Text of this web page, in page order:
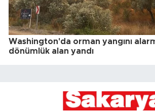
Washington'da orman yangını
dönümlük alan yandı